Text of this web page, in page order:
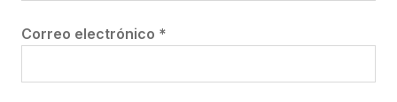
Correo electrónico *